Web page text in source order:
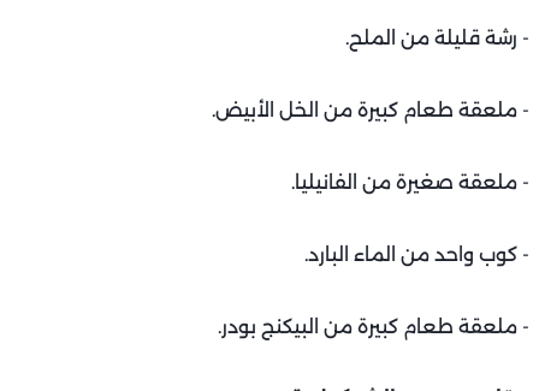
- رشة قليلة من الملح.
- ملعقة طعام كبيرة من الخل الأبيض.
- ملعقة صغيرة من الفانيليا.
- كوب واحد من الماء البارد.
- ملعقة طعام كبيرة من البيكنج بودر.